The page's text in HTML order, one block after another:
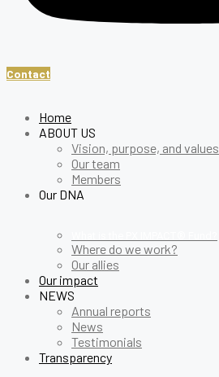
Contact
Home
ABOUT US
Vision, purpose, and values
Our team
Members
Our DNA
Where do we work?
Our allies
Our impact
NEWS
Annual reports
News
Testimonials
Transparency